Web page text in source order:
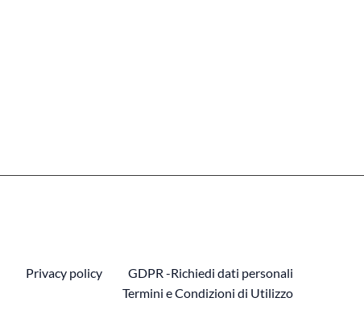
Privacy policy
GDPR -Richiedi dati personali
Termini e Condizioni di Utilizzo